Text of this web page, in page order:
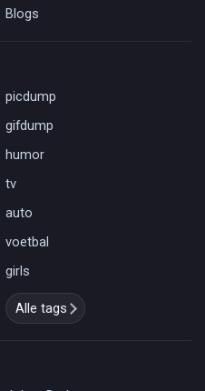
Blogs
picdump
gifdump
humor
tv
auto
voetbal
girls
Alle tags